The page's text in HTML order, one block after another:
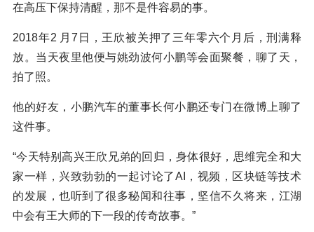
在高压下保持清醒，那不是件容易的事。
2018年2 月7日，王欣被关押了三年零六个月后，刑满释
放。当天夜里他便与姚劲波何小鹏等会面聚餐，聊了天，
拍了照。
他的好友，小鹏汽车的董事长何小鹏还专门在微博上聊了
这件事。
“今天特别高兴王欣兄弟的回归，身体很好，思维完全和大
家一样，兴致勃勃的一起讨论了AI，视频，区块链等技术
的发展，也听到了很多秘闻和往事，坚信不久将来，江湖
中会有王大师的下一段的传奇故事。”